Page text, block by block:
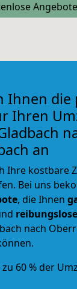
Ihnen die
Ihren
an
Ihre kostbare
Bei uns
, die Ihnen
nach
zu 60 % der